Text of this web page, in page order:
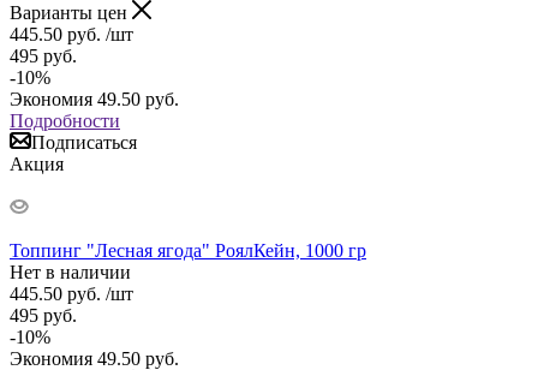
Варианты цен
445.50 руб. /шт
495 руб.
-10%
Экономия 49.50 руб.
Подробности
Подписаться
Акция
Топпинг "Лесная ягода" РоялКейн, 1000 гр
Нет в наличии
445.50 руб. /шт
495 руб.
-10%
Экономия 49.50 руб.